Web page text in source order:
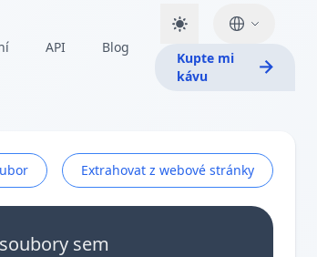
API Blog
Kupte mi
kávu
Extrahovat z webové stránky
sem